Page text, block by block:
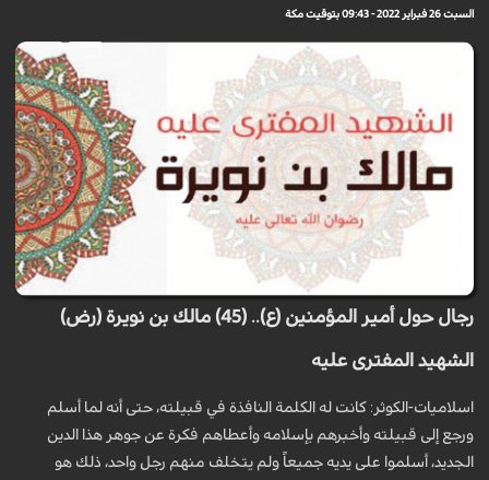
السبت 26 فبراير 2022 - 09:43 بتوقيت مكة
رجال حول أمير المؤمنين (ع).. (45) مالك بن نويرة (رض)
الشهيد المفترى عليه
اسلاميات-الكوثر: كانت له الكلمة النافذة في قبيلته، حتى أنه لما أسلم
ورجع إلى قبيلته وأخبرهم بإسلامه وأعطاهم فكرة عن جوهر هذا الدين
الجديد، أسلموا على يديه جميعاً ولم يتخلف منهم رجل واحد، ذلك هو